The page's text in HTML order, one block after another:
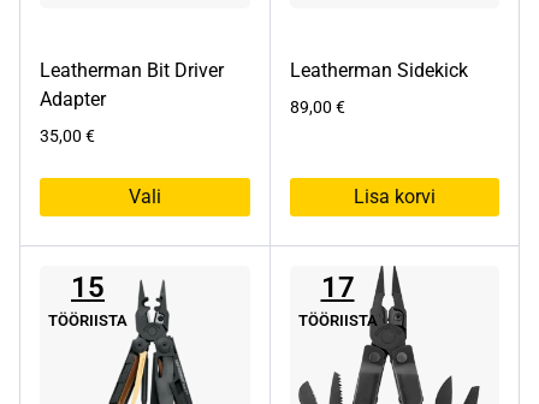
Leatherman Bit Driver
Adapter
35,00 €
Vali
mitu
Leatherman Sidekick
89,00 €
Lisa korvi
15
TÖÖRIISTA
17
TÖÖRIISTA